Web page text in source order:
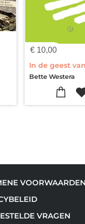
€ 10,00
Bette Westera
VOORWAARDEN
VRAGEN